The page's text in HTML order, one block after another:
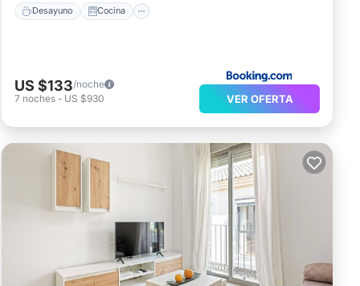
Desayuno Cocina
US $133/noche
7 noches - US $930 VER OFERTA